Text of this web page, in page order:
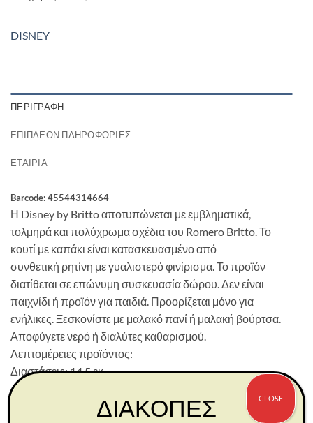
DISNEY
ΠΕΡΙΓΡΑΦΉ
ΕΠΙΠΛΈΟΝ ΠΛΗΡΟΦΟΡΊΕΣ
ΕΤΑΙΡΊΑ
Barcode: 45544314664
Η Disney by Britto αποτυπώνεται με εμβληματικά,
τολμηρά και πολύχρωμα σχέδια του Romero Britto. Το
κουτί με καπάκι είναι κατασκευασμένο από
συνθετική ρητίνη με γυαλιστερό φινίρισμα. Το προϊόν
διατίθεται σε επώνυμη συσκευασία δώρου. Δεν είναι
παιχνίδι ή προϊόν για παιδιά. Προορίζεται μόνο για
ενήλικες. Ξεσκονίστε με μαλακό πανί ή μαλακή βούρτσα.
Αποφύγετε νερό ή διαλύτες καθαρισμού.
Λεπτομέρειες προϊόντος:
Διαστάσεις: 14,5 εκ.
ΔΙΑΚΟΠΕΣ CLOSE